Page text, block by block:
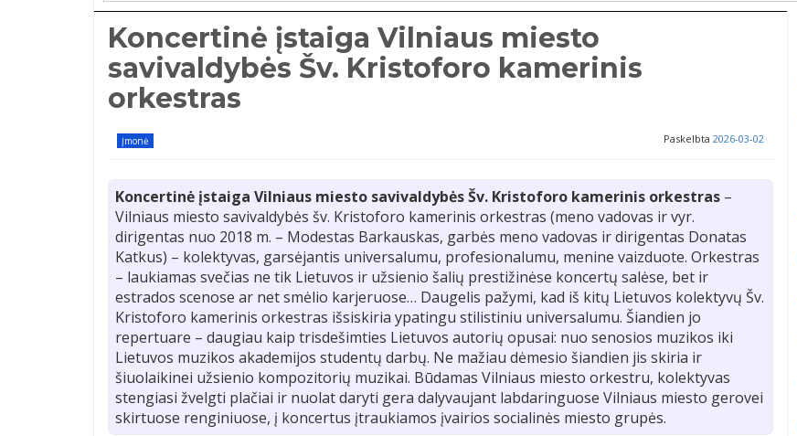
Koncertinė įstaiga Vilniaus miesto
savivaldybės Šv. Kristoforo kamerinis
orkestras
Įmonė Paskelbta 2026-03-02
Koncertinė įstaiga Vilniaus miesto savivaldybės Šv. Kristoforo kamerinis orkestras –
Vilniaus miesto savivaldybės šv. Kristoforo kamerinis orkestras (meno vadovas ir vyr.
dirigentas nuo 2018 m. – Modestas Barkauskas, garbės meno vadovas ir dirigentas Donatas
Katkus) – kolektyvas, garsėjantis universalumu, profesionalumu, menine vaizduote. Orkestras
– laukiamas svečias ne tik Lietuvos ir užsienio šalių prestižinėse koncertų salėse, bet ir
estrados scenose ar net smėlio karjeruose… Daugelis pažymi, kad iš kitų Lietuvos kolektyvų Šv.
Kristoforo kamerinis orkestras išsiskiria ypatingu stilistiniu universalumu. Šiandien jo
repertuare – daugiau kaip trisdešimties Lietuvos autorių opusai: nuo senosios muzikos iki
Lietuvos muzikos akademijos studentų darbų. Ne mažiau dėmesio šiandien jis skiria ir
šiuolaikinei užsienio kompozitorių muzikai. Būdamas Vilniaus miesto orkestru, kolektyvas
stengiasi žvelgti plačiai ir nuolat daryti gera dalyvaujant labdaringuose Vilniaus miesto gerovei
skirtuose renginiuose, į koncertus įtraukiamos įvairios socialinės miesto grupės.